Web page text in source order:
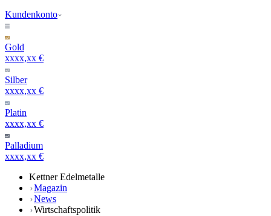
Kundenkonto
Gold
xxxx,xx €
Silber
xxxx,xx €
Platin
xxxx,xx €
Palladium
xxxx,xx €
Kettner Edelmetalle
Magazin
News
Wirtschaftspolitik